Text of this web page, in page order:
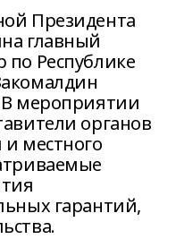
Президента
главный
Республике
мероприятии
органов
местного
гарантий,